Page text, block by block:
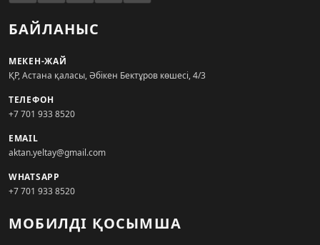
БАЙЛАНЫС
МЕКЕН-ЖАЙ
ҚР, Астана қаласы, Әбікен Бектұров көшесі, 4/3
ТЕЛЕФОН
+7 701 933 8520
EMAIL
aktan.yeltay@gmail.com
WHATSAPP
+7 701 933 8520
МОБИЛДІ ҚОСЫМША